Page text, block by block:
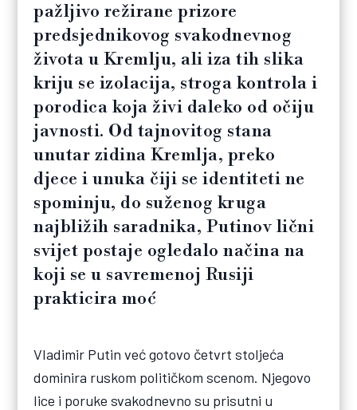
pažljivo režirane prizore
predsjednikovog svakodnevnog
života u Kremlju, ali iza tih slika
kriju se izolacija, stroga kontrola i
porodica koja živi daleko od očiju
javnosti. Od tajnovitog stana
unutar zidina Kremlja, preko
djece i unuka čiji se identiteti ne
spominju, do suženog kruga
najbližih saradnika, Putinov lični
svijet postaje ogledalo načina na
koji se u savremenoj Rusiji
prakticira moć
Vladimir Putin već gotovo četvrt stoljeća
dominira ruskom političkom scenom. Njegovo
lice i poruke svakodnevno su prisutni u